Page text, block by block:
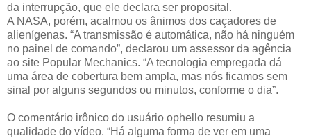
da interrupção, que ele declara ser proposital.
A NASA, porém, acalmou os ânimos dos caçadores de
alienígenas. “A transmissão é automática, não há ninguém
no painel de comando”, declarou um assessor da agência
ao site Popular Mechanics. “A tecnologia empregada dá
uma área de cobertura bem ampla, mas nós ficamos sem
sinal por alguns segundos ou minutos, conforme o dia”.
O comentário irônico do usuário ophello resumiu a
qualidade do vídeo. “Há alguma forma de ver em uma